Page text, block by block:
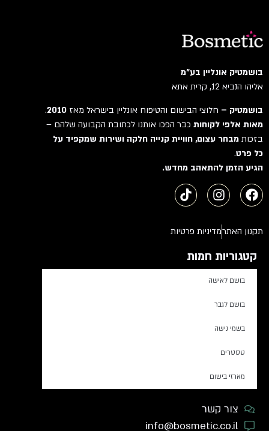
בושמטיק אונליין בע"מ
אליהו הנביא 12, קרית אתא
בושמטיק –חלוצי הבישום והטיפוח אונליין בישראל מאז2010
.
מאות אלפי לקוחותכבר הפכו אותנו לכתובת הקבועה שלהם –
בזכותמבחר עצום, חוויית קנייה חלקה ושירות שמקפיד על
כל פרט.
הגיע הזמן להתאהב מחדש.
תקנון האתרמדיניות פרטיות
קטגוריות חמות
בושם לאישה
בושם לגבר
בשמי נישה
טסטרים
מארזי בישום
צור קשר
info@bosmetic.co.il